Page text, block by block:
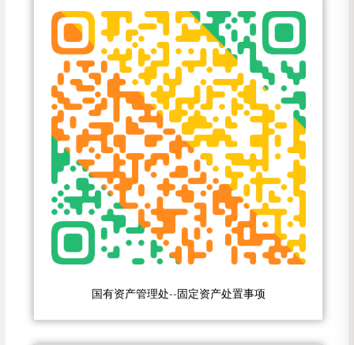
国有资产管理处--固定资产处置事项